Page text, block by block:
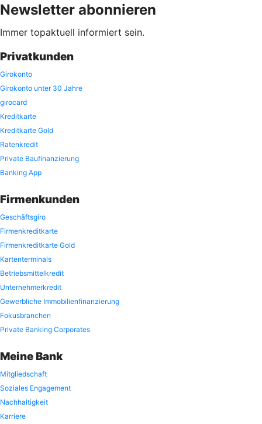
Newsletter abonnieren
Immer topaktuell informiert sein.
Privatkunden
Girokonto
Girokonto unter 30 Jahre
girocard
Kreditkarte
Kreditkarte Gold
Ratenkredit
Private Baufinanzierung
Banking App
Firmenkunden
Geschäftsgiro
Firmenkreditkarte
Firmenkreditkarte Gold
Kartenterminals
Betriebsmittelkredit
Unternehmerkredit
Gewerbliche Immobilienfinanzierung
Fokusbranchen
Private Banking Corporates
Meine Bank
Mitgliedschaft
Soziales Engagement
Nachhaltigkeit
Karriere